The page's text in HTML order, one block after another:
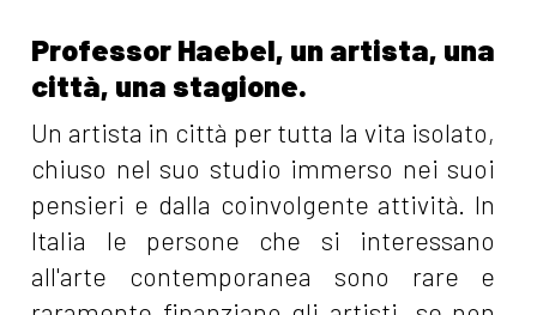
Professor Haebel, un artista, una
città, una stagione.
Un artista in città per tutta la vita isolato,
chiuso nel suo studio immerso nei suoi
pensieri e dalla coinvolgente attività. In
Italia le persone che si interessano
all'arte contemporanea sono rare e